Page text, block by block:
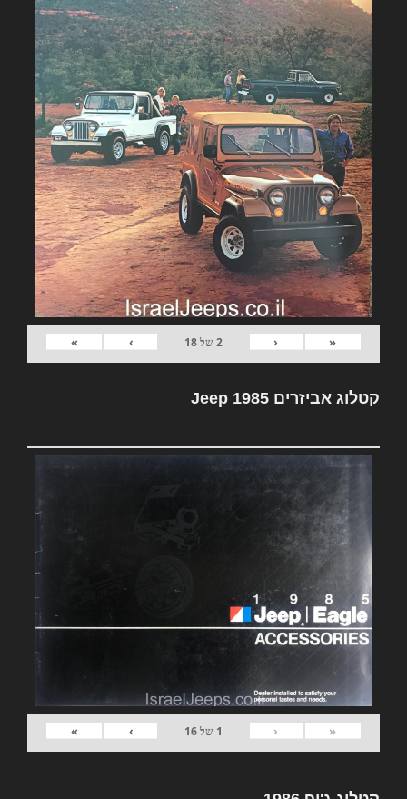
«
‹
2של18
›
»
קטלוג אביזרים Jeep 1985
«
‹
1 של16
›
»